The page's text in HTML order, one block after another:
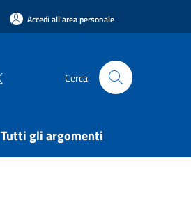
Accedi all'area personale
Cerca
Tutti gli argomenti